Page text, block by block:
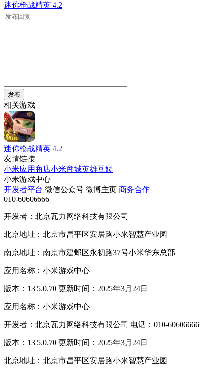
迷你枪战精英 4.2
发布
相关游戏
迷你枪战精英 4.2
友情链接
小米应用商店小米商城英雄互娱
小米游戏中心
开发者平台 微信公众号 微博主页 商务合作
010-60606666
开发者：北京瓦力网络科技有限公司
北京地址：北京市昌平区安居路小米智慧产业园
南京地址：南京市建邺区永初路37号小米华东总部
应用名称：小米游戏中心
版本：13.5.0.70 更新时间：2025年3月24日
应用名称：小米游戏中心
开发者：北京瓦力网络科技有限公司 电话：010-60606666
版本：13.5.0.70 更新时间：2025年3月24日
北京地址：北京市昌平区安居路小米智慧产业园